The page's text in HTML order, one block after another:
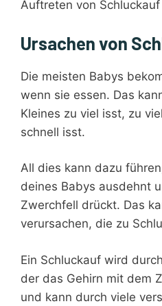
Auftreten von
Ursachen von
Die meisten Babys
wenn sie essen. Das
Kleines zu viel isst, zu
schnell isst.
All dies kann dazu
deines Babys ausdehnt
Zwerchfell drückt. Das
verursachen, die zu
Ein Schluckauf wird
der das Gehirn mit dem
und kann durch viele